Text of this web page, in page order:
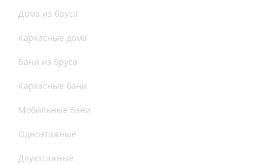
Дома из бруса
Каркасные дома
Бани из бруса
Каркасные бани
Мобильные бани
Одноэтажные
Двухэтажные